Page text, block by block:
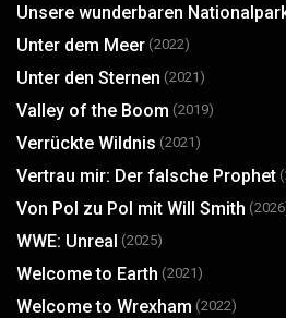
Unsere wunderbaren
Unter dem Meer (2022)
Unter den Sternen (2021)
Valley of the Boom (2019)
Verrückte Wildnis (2021)
Vertrau mir: Der falsche Prophet
Von Pol zu Pol mit Will Smith
WWE: Unreal (2025)
Welcome to Earth (2021)
Welcome to Wrexham (2022)